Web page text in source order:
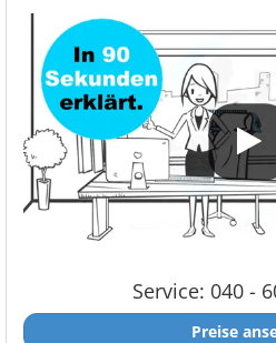
Service: 040 -
Preise